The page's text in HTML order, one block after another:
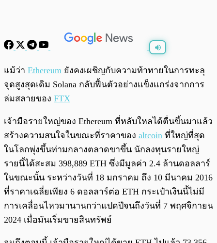
0:00
แม้ว่า Ethereum ยังคงเผชิญกับความท้าทายในการทะลุ
จุดสูงสุดเดิม Solana กลับฟื้นตัวอย่างแข็งแกร่งจากการ
ล่มสลายของ FTX
เจ้ามือรายใหญ่ของ Ethereum ที่หลับใหลได้ตื่นขึ้นมาแล้ว
สร้างความสนใจในขณะที่ราคาของ altcoin ที่ใหญ่ที่สุด
ในโลกพุ่งขึ้นท่ามกลางตลาดขาขึ้น นักลงทุนรายใหญ่
รายนี้ได้สะสม 398,889 ETH ซึ่งมีมูลค่า 2.4 ล้านดอลลาร์
ในขณะนั้น ระหว่างวันที่ 18 มกราคม ถึง 10 มีนาคม 2016
ที่ราคาเฉลี่ยเพียง 6 ดอลลาร์ต่อ ETH กระเป๋าเงินนี้ไม่มี
การเคลื่อนไหวมานานกว่าแปดปีจนถึงวันที่ 7 พฤศจิกายน
2024 เมื่อมันเริ่มขายสินทรัพย์